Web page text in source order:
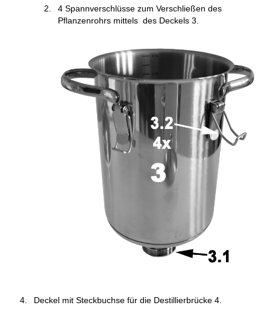
4 Spannverschlüsse zum Verschließen des
Pflanzenrohrs mittels des Deckels 3.
Deckel mit Steckbuchse für die Destillierbrücke 4.